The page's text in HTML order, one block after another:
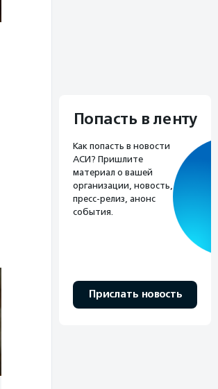
Попасть в ленту
Как попасть в новости
АСИ? Пришлите
материал о вашей
организации, новость,
пресс-релиз, анонс
события.
Прислать новость